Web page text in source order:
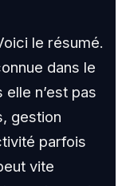
le résumé.
dans le
n’est pas
gestion
parfois
vite